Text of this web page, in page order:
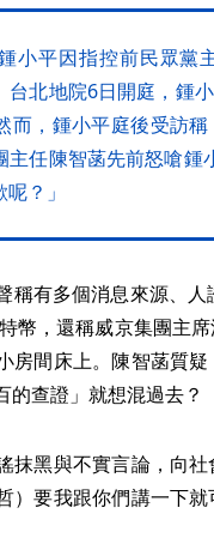
小平因指控前民眾黨
北地院6日開庭，鍾
而，鍾小平庭後受訪
主任陳智菡先前怒嗆
？」
稱有多個消息來源、
幣，還稱威京集團主
房間床上。陳智菡質
的查證」就想混過去？
抹黑與不實言論，向
）要我跟你們講一下